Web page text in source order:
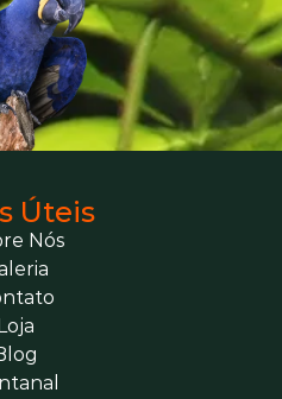
Úteis
Nós